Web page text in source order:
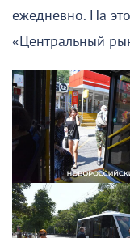
ежедневно. На
«Центральный